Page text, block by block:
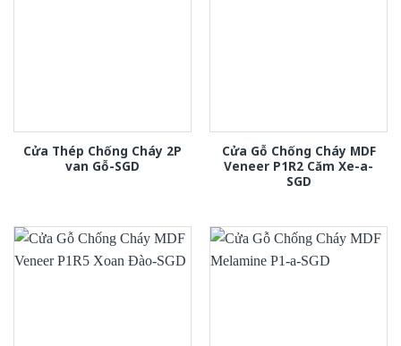
Cửa Thép Chống Cháy 2P
van Gỗ-SGD
Cửa Gỗ Chống Cháy MDF
Veneer P1R2 Căm Xe-a-
SGD